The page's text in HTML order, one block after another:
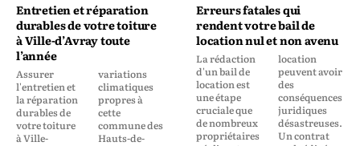
Entretien et réparation
durables de votre toiture
à Ville-d’Avray toute
l’année
Assurer
l'entretien et
la réparation
durables de
votre toiture
à Ville-
variations
climatiques
propres à
cette
commune des
Hauts-de-
Erreurs fatales qui
rendent votre bail de
location nul et non avenu
La rédaction
d'un bail de
location est
une étape
cruciale que
de nombreux
propriétaires
location
peuvent avoir
des
conséquences
juridiques
désastreuses.
Un contrat